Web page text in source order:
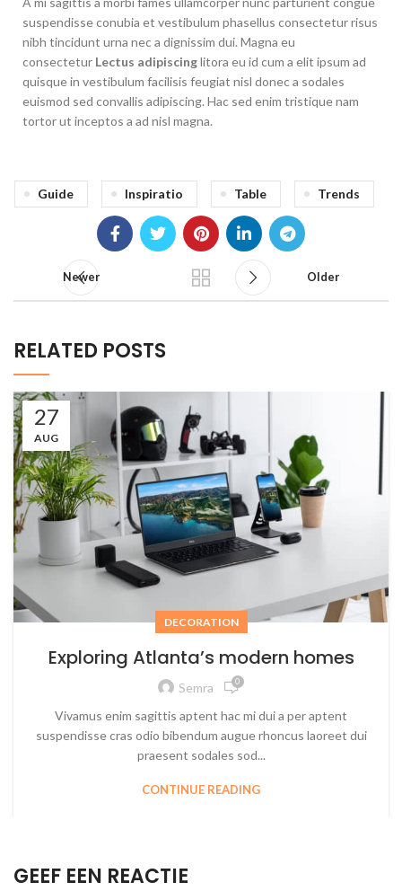
suspendisse conubia et vestibulum phasellus consectetur risus
nibh tincidunt urna nec a dignissim dui. Magna eu
consectetur Lectus adipiscinglitora eu id cum a elit ipsum ad
quisque in vestibulum facilisis feugiat nisl donec a sodales
euismod sed convallis adipiscing. Hac sed enim tristique nam
tortor ut inceptos a ad nisl magna.
Guide Inspiratio Table Trends
Newer Older
RELATED POSTS
27
AUG
DECORATION
Exploring Atlanta’s modern homes
Semra 0
Vivamus enim sagittis aptent hac mi dui a per aptent
suspendisse cras odio bibendum augue rhoncus laoreet dui
praesent sodales sod...
CONTINUE READING
GEEF EEN REACTIE